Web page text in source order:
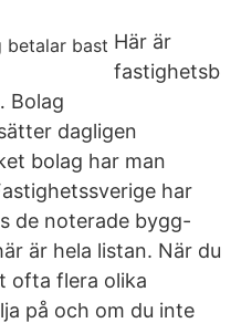
Här är
fastighetsb
Bolag
dagligen
bolag har man
har
de noterade bygg-
är hela listan. När du
ofta flera olika
på och om du inte